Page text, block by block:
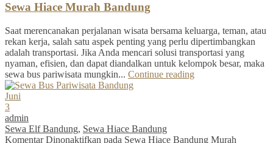
Sewa Hiace Murah Bandung
Saat merencanakan perjalanan wisata bersama keluarga, teman, atau
rekan kerja, salah satu aspek penting yang perlu dipertimbangkan
adalah transportasi. Jika Anda mencari solusi transportasi yang
nyaman, efisien, dan dapat diandalkan untuk kelompok besar, maka
sewa bus pariwisata mungkin... Continue reading
Juni
3
admin
Sewa Elf Bandung, Sewa Hiace Bandung
Komentar Dinonaktifkan pada Sewa Hiace Bandung Murah